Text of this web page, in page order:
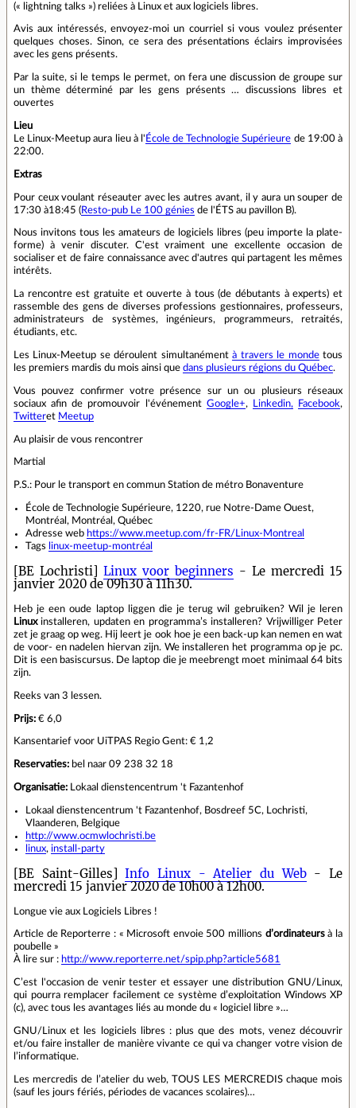
(« lightning talks ») reliées à Linux et aux logiciels libres.
Avis aux intéressés, envoyez-moi un courriel si vous voulez présenter
quelques choses. Sinon, ce sera des présentations éclairs improvisées
avec les gens présents.
Par la suite, si le temps le permet, on fera une discussion de groupe sur
un thème déterminé par les gens présents … discussions libres et
ouvertes
Lieu
Le Linux-Meetup aura lieu à l' École de Technologie Supérieure de 19:00 à
22:00.
Extras
Pour ceux voulant réseauter avec les autres avant, il y aura un souper de
17:30 à18:45 (Resto-pub Le 100 génies de l'ÉTS au pavillon B).
Nous invitons tous les amateurs de logiciels libres (peu importe la plate-
forme) à venir discuter. C'est vraiment une excellente occasion de
socialiser et de faire connaissance avec d'autres qui partagent les mêmes
intérêts.
La rencontre est gratuite et ouverte à tous (de débutants à experts) et
rassemble des gens de diverses professions gestionnaires, professeurs,
administrateurs de systèmes, ingénieurs, programmeurs, retraités,
étudiants, etc.
Les Linux-Meetup se déroulent simultanémentà travers le mondetous
les premiers mardis du mois ainsi que dans plusieurs régions du Québec.
Vous pouvez confirmer votre présence sur un ou plusieurs réseaux
sociaux afin de promouvoir l'événement Google+, Linkedin, Facebook,
Twitteret Meetup
Au plaisir de vous rencontrer
Martial
P.S.: Pour le transport en commun Station de métro Bonaventure
École de Technologie Supérieure, 1220, rue Notre-Dame Ouest,
Montréal, Montréal, Québec
Adresse web https://www.meetup.com/fr-FR/Linux-Montreal
Tags linux-meetup-montréal
[BE Lochristi] Linux voor beginners - Le mercredi 15
janvier 2020 de 09h30 à 11h30.
Heb je een oude laptop liggen die je terug wil gebruiken? Wil je leren
Linuxinstalleren, updaten en programma’s installeren? Vrijwilliger Peter
zet je graag op weg. Hij leert je ook hoe je een back-up kan nemen en wat
de voor- en nadelen hiervan zijn. We installeren het programma op je pc.
Dit is een basiscursus. De laptop die je meebrengt moet minimaal 64 bits
zijn.
Reeks van 3 lessen.
Prijs: € 6,0
Kansentarief voor UiTPAS Regio Gent: € 1,2
Reservaties: bel naar 09 238 32 18
Organisatie: Lokaal dienstencentrum 't Fazantenhof
Lokaal dienstencentrum 't Fazantenhof, Bosdreef 5C, Lochristi,
Vlaanderen, Belgique
http://www.ocmwlochristi.be
linux, install-party
[BE Saint-Gilles]Info Linux - Atelier du Web- Le
mercredi 15 janvier 2020 de 10h00 à 12h00.
Longue vie aux Logiciels Libres !
Article de Reporterre : « Microsoft envoie 500 millions d’ordinateursà la
poubelle »
À lire sur : http://www.reporterre.net/spip.php?article5681
C’est l'occasion de venir tester et essayer une distribution GNU/Linux,
qui pourra remplacer facilement ce système d’exploitation Windows XP
(c), avec tous les avantages liés au monde du « logiciel libre »…
GNU/Linux et les logiciels libres : plus que des mots, venez découvrir
et/ou faire installer de manière vivante ce qui va changer votre vision de
l’informatique.
Les mercredis de l’atelier du web, TOUS LES MERCREDIS chaque mois
(sauf les jours fériés, périodes de vacances scolaires)…